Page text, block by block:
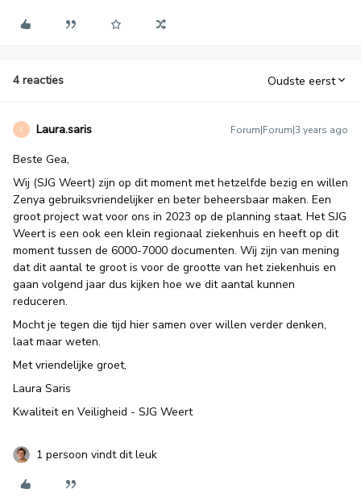
4 reacties Oudste eerst
L Laura.saris Forum|Forum|3 years ago
Beste Gea,
Wij (SJG Weert) zijn op dit moment met hetzelfde bezig en willen
Zenya gebruiksvriendelijker en beter beheersbaar maken. Een
groot project wat voor ons in 2023 op de planning staat. Het SJG
Weert is een ook een klein regionaal ziekenhuis en heeft op dit
moment tussen de 6000-7000 documenten. Wij zijn van mening
dat dit aantal te groot is voor de grootte van het ziekenhuis en
gaan volgend jaar dus kijken hoe we dit aantal kunnen
reduceren.
Mocht je tegen die tijd hier samen over willen verder denken,
laat maar weten.
Met vriendelijke groet,
Laura Saris
Kwaliteit en Veiligheid - SJG Weert
1 persoon vindt dit leuk